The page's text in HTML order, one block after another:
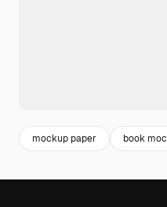
mockup paper book